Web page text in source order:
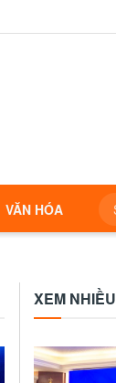
VĂN HÓA
XEM NHIỀU